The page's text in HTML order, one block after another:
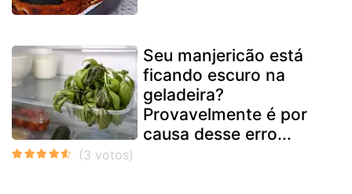
Seu manjericão está
ficando escuro na
geladeira?
Provavelmente é por
causa desse erro...